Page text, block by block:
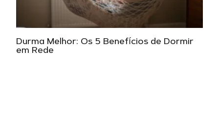
Durma Melhor: Os 5 Benefícios de Dormir
em Rede